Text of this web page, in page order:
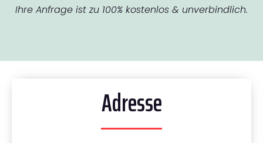
Ihre Anfrage ist zu 100% kostenlos & unverbindlich.
Adresse